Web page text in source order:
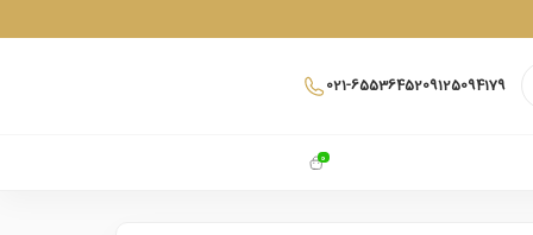
021-6553645209125094179
0